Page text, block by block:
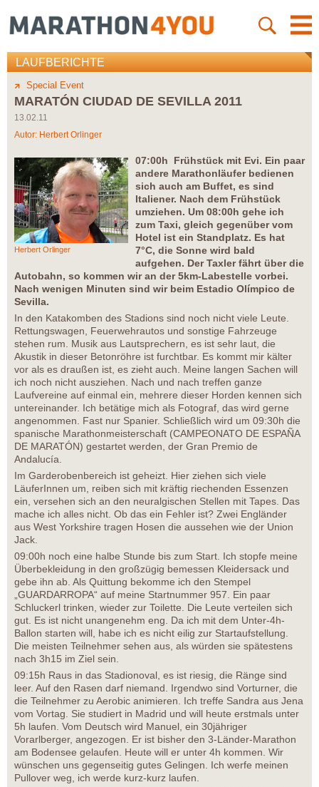
LAUFBERICHTE
Special Event
MARATÓN CIUDAD DE SEVILLA 2011
13.02.11
Autor: Herbert Orlinger
Herbert Orlinger
07:00h Frühstück mit Evi. Ein paar
andere Marathonläufer bedienen
sich auch am Buffet, es sind
Italiener. Nach dem Frühstück
umziehen. Um 08:00h gehe ich
zum Taxi, gleich gegenüber vom
Hotel ist ein Standplatz. Es hat
7°C, die Sonne wird bald
aufgehen. Der Taxler fährt über die
Autobahn, so kommen wir an der 5km-Labestelle vorbei.
Nach wenigen Minuten sind wir beim Estadio Olímpico de
Sevilla.
In den Katakomben des Stadions sind noch nicht viele Leute.
Rettungswagen, Feuerwehrautos und sonstige Fahrzeuge
stehen rum. Musik aus Lautsprechern, es ist sehr laut, die
Akustik in dieser Betonröhre ist furchtbar. Es kommt mir kälter
vor als es draußen ist, es zieht auch. Meine langen Sachen will
ich noch nicht ausziehen. Nach und nach treffen ganze
Laufvereine auf einmal ein, mehrere dieser Horden kennen sich
untereinander. Ich betätige mich als Fotograf, das wird gerne
angenommen. Fast nur Spanier. Schließlich wird um 09:30h die
spanische Marathonmeisterschaft (CAMPEONATO DE ESPAÑA
DE MARATÓN) gestartet werden, der Gran Premio de
Andalucía.
Im Garderobenbereich ist geheizt. Hier ziehen sich viele
LäuferInnen um, reiben sich mit kräftig riechenden Essenzen
ein, versehen sich an den neuralgischen Stellen mit Tapes. Das
mache ich alles nicht. Ob das ein Fehler ist? Zwei Engländer
aus West Yorkshire tragen Hosen die aussehen wie der Union
Jack.
09:00h noch eine halbe Stunde bis zum Start. Ich stopfe meine
Überbekleidung in den großzügig bemessen Kleidersack und
gebe ihn ab. Als Quittung bekomme ich den Stempel
„GUARDARROPA“ auf meine Startnummer 957. Ein paar
Schluckerl trinken, wieder zur Toilette. Die Leute verteilen sich
gut. Es ist nicht unangenehm eng. Da ich mit dem Unter-4h-
Ballon starten will, habe ich es nicht eilig zur Startaufstellung.
Die meisten Teilnehmer sehen aus, als würden sie spätestens
nach 3h15 im Ziel sein.
09:15h Raus in das Stadionoval, es ist riesig, die Ränge sind
leer. Auf den Rasen darf niemand. Irgendwo sind Vorturner, die
die Teilnehmer zu Aerobic animieren. Ich treffe Sandra aus Jena
vom Vortag. Sie studiert in Madrid und will heute erstmals unter
5h laufen. Vom Deutsch wird Manuel, ein 30jähriger
Vorarlberger, angezogen. Er ist bisher den 3-Länder-Marathon
am Bodensee gelaufen. Heute will er unter 4h kommen. Wir
wünschen uns gegenseitig gutes Gelingen. Ich werfe meinen
Pullover weg, ich werde kurz-kurz laufen.